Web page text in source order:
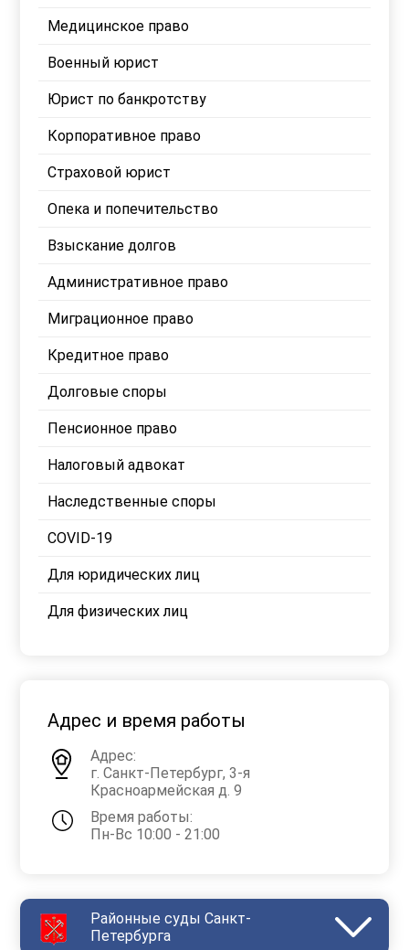
Медицинское право
Военный юрист
Юрист по банкротству
Корпоративное право
Страховой юрист
Опека и попечительство
Взыскание долгов
Административное право
Миграционное право
Кредитное право
Долговые споры
Пенсионное право
Налоговый адвокат
Наследственные споры
COVID-19
Для юридических лиц
Для физических лиц
Адрес и время работы
Адрес:
г. Санкт-Петербург, 3-я
Красноармейская д. 9
Время работы:
Пн-Вс 10:00 - 21:00
Районные суды Санкт-
Петербурга